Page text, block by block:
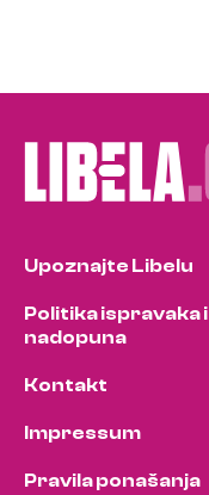
Upoznajte Libelu
Politika ispravaka i
nadopuna
Kontakt
Impressum
Pravila ponašanja